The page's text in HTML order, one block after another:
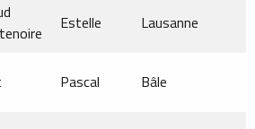
Estelle Lausanne
Pascal Bâle